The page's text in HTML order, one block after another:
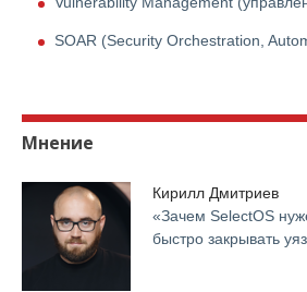
SOAR (Security Orchestration,
Мнение
Кирилл Дмитриев
«Зачем SelectOS
быстро закрывать